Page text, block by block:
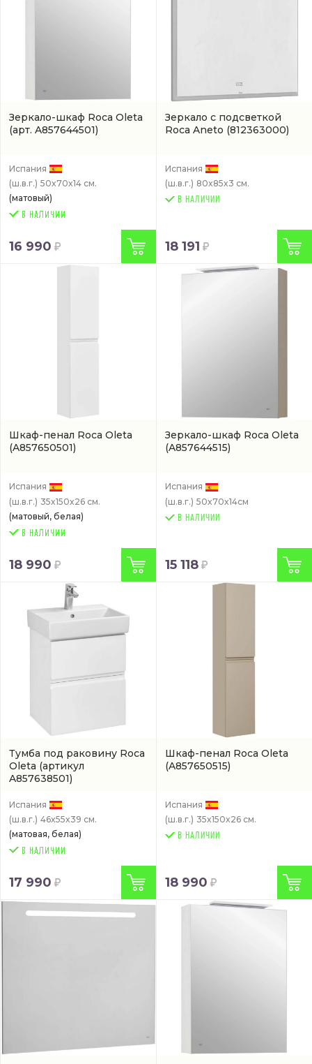
Зеркало-шкаф Roca Oleta
(арт. A857644501)
Испания
(ш.в.г.) 50x70x14 см.
(матовый)
16 990
Зеркало с подсветкой
Roca Aneto (812363000)
Испания
(ш.в.г.) 80x85x3 см.
В НАЛИЧИИ
18 191
Шкаф-пенал Roca Oleta
(A857650501)
Испания
(ш.в.г.) 35x150x26 см.
(матовый, белая)
18 990
Зеркало-шкаф Roca Oleta
(A857644515)
Испания
(ш.в.г.) 50x70x14см
В НАЛИЧИИ
15 118
Тумба под раковину Roca
Oleta (артикул
A857638501)
Испания
(ш.в.г.) 46x55x39 см.
(матовая, белая)
17 990
Шкаф-пенал Roca Oleta
(A857650515)
Испания
(ш.в.г.) 35x150x26 см.
В НАЛИЧИИ
18 990